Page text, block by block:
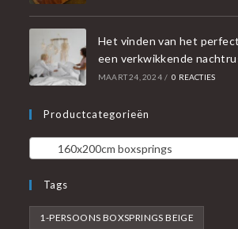
Het vinden van het
een verkwikkende
MAART 24, 2024 / 0 REACTIES
Productcategorieën
160x200cm boxsprings
Tags
1-PERSOONS BOXSPRINGS BEIGE